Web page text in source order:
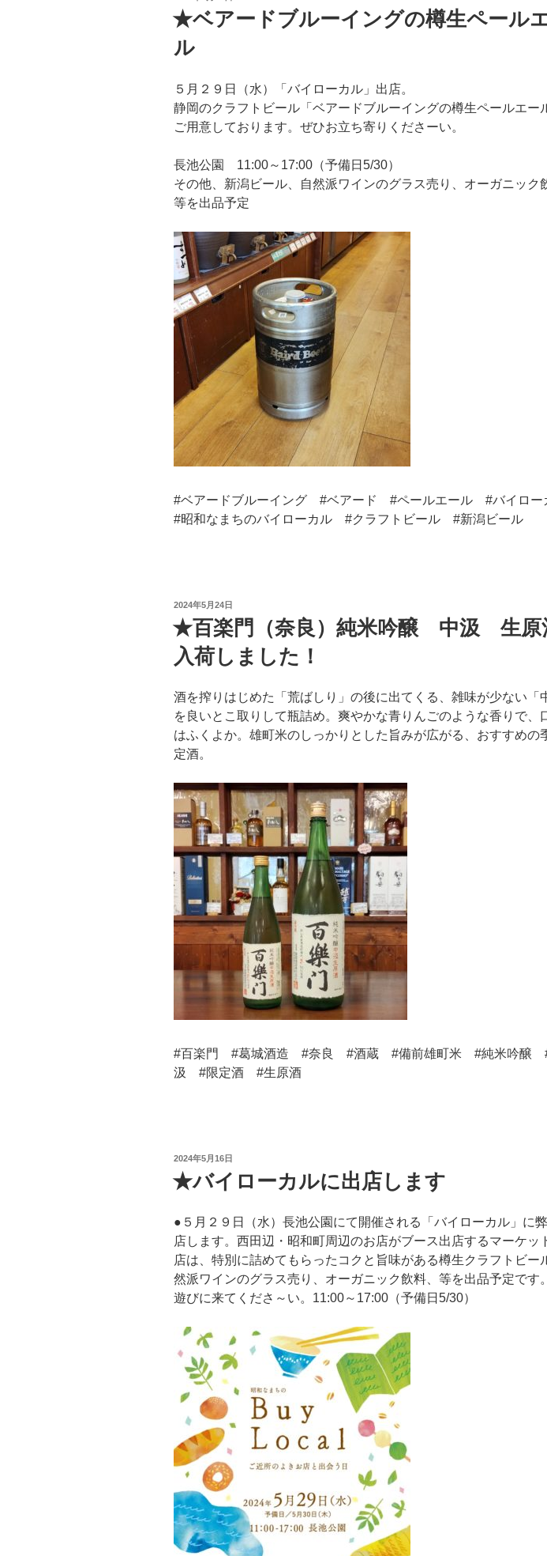
稿
日:
★ベアードブルーイングの樽生ペール
ル
５月２９日（水）「バイローカル」出店。
静岡のクラフトビール「ベアードブルーイングの樽生ペールエー
ご用意しております。ぜひお立ち寄りくださーい。
長池公園 11:00～17:00（予備日5/30）
その他、新潟ビール、自然派ワインのグラス売り、オーガニック
等を出品予定
#ベアードブルーイング #ベアード #ペールエール #バイロ
#昭和なまちのバイローカル #クラフトビール #新潟ビール
投
稿
日:
2024年5月24日
★百楽門（奈良）純米吟醸 中汲 生
入荷しました！
酒を搾りはじめた「荒ばしり」の後に出てくる、雑味が少ない「
を良いとこ取りして瓶詰め。爽やかな青りんごのような香りで、
はふくよか。雄町米のしっかりとした旨みが広がる、おすすめの
定酒。
#百楽門 #葛城酒造 #奈良 #酒蔵 #備前雄町米 #純米吟醸
汲 #限定酒 #生原酒
投
稿
日:
2024年5月16日
★バイローカルに出店します
●５月２９日（水）長池公園にて開催される「バイローカル」に
店します。西田辺・昭和町周辺のお店がブース出店するマーケッ
店は、特別に詰めてもらったコクと旨味がある樽生クラフトビー
然派ワインのグラス売り、オーガニック飲料、等を出品予定です
遊びに来てくださ～い。11:00～17:00（予備日5/30）